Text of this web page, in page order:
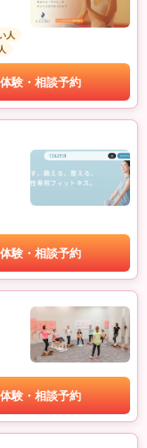
人
体験・相談予約
体験・相談予約
体験・相談予約